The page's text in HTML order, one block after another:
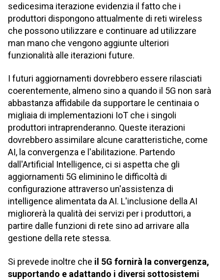
sedicesima iterazione evidenzia il fatto che i
produttori dispongono attualmente di reti wireless
che possono utilizzare e continuare ad utilizzare
man mano che vengono aggiunte ulteriori
funzionalità alle iterazioni future.
I futuri aggiornamenti dovrebbero essere rilasciati
coerentemente, almeno sino a quando il 5G non sarà
abbastanza affidabile da supportare le centinaia o
migliaia di implementazioni IoT che i singoli
produttori intraprenderanno. Queste iterazioni
dovrebbero assimilare alcune caratteristiche, come
AI, la convergenza e l'abilitazione. Partendo
dall'Artificial Intelligence, ci si aspetta che gli
aggiornamenti 5G eliminino le difficoltà di
configurazione attraverso un'assistenza di
intelligence alimentata da AI. L'inclusione della AI
migliorerà la qualità dei servizi per i produttori, a
partire dalle funzioni di rete sino ad arrivare alla
gestione della rete stessa.
Si prevede inoltre che il 5G fornirà la convergenza,
supportando e adattando i diversi sottosistemi